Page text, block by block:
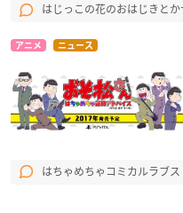
はじっこの花のおはじきと
アニメ ニュース
はちゃめちゃコミカルラブ